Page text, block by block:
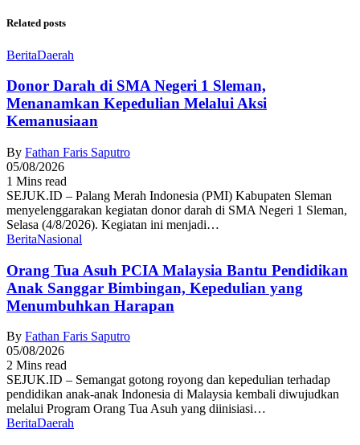
Related posts
BeritaDaerah
Donor Darah di SMA Negeri 1 Sleman,
Menanamkan Kepedulian Melalui Aksi
Kemanusiaan
By Fathan Faris Saputro
05/08/2026
1 Mins read
SEJUK.ID – Palang Merah Indonesia (PMI) Kabupaten Sleman
menyelenggarakan kegiatan donor darah di SMA Negeri 1 Sleman,
Selasa (4/8/2026). Kegiatan ini menjadi…
BeritaNasional
Orang Tua Asuh PCIA Malaysia Bantu Pendidikan
Anak Sanggar Bimbingan, Kepedulian yang
Menumbuhkan Harapan
By Fathan Faris Saputro
05/08/2026
2 Mins read
SEJUK.ID – Semangat gotong royong dan kepedulian terhadap
pendidikan anak-anak Indonesia di Malaysia kembali diwujudkan
melalui Program Orang Tua Asuh yang diinisiasi…
BeritaDaerah